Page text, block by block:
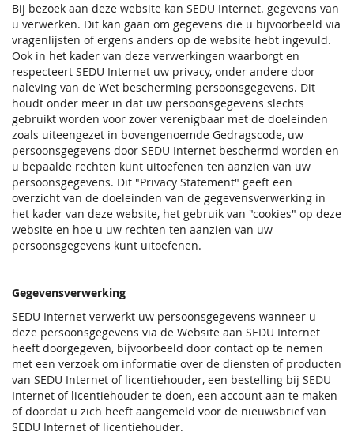
Bij bezoek aan deze website kan SEDU Internet. gegevens van
u verwerken. Dit kan gaan om gegevens die u bijvoorbeeld via
vragenlijsten of ergens anders op de website hebt ingevuld.
Ook in het kader van deze verwerkingen waarborgt en
respecteert SEDU Internet uw privacy, onder andere door
naleving van de Wet bescherming persoonsgegevens. Dit
houdt onder meer in dat uw persoonsgegevens slechts
gebruikt worden voor zover verenigbaar met de doeleinden
zoals uiteengezet in bovengenoemde Gedragscode, uw
persoonsgegevens door SEDU Internet beschermd worden en
u bepaalde rechten kunt uitoefenen ten aanzien van uw
persoonsgegevens. Dit "Privacy Statement" geeft een
overzicht van de doeleinden van de gegevensverwerking in
het kader van deze website, het gebruik van "cookies" op deze
website en hoe u uw rechten ten aanzien van uw
persoonsgegevens kunt uitoefenen.
Gegevensverwerking
SEDU Internet verwerkt uw persoonsgegevens wanneer u
deze persoonsgegevens via de Website aan SEDU Internet
heeft doorgegeven, bijvoorbeeld door contact op te nemen
met een verzoek om informatie over de diensten of producten
van SEDU Internet of licentiehouder, een bestelling bij SEDU
Internet of licentiehouder te doen, een account aan te maken
of doordat u zich heeft aangemeld voor de nieuwsbrief van
SEDU Internet of licentiehouder.